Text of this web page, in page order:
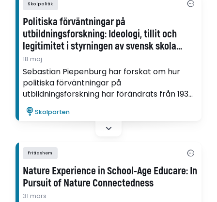
Skolpolitik
Politiska förväntningar på
utbildningsforskning: Ideologi, tillit och
legitimitet i styrningen av svensk skola
1930–2025
18 maj
Sebastian Piepenburg har forskat om hur
politiska förväntningar på
utbildningsforskning har förändrats från 1930
till 2025.
Skolporten
Fritidshem
Nature Experience in School-Age Educare: In
Pursuit of Nature Connectedness
31 mars